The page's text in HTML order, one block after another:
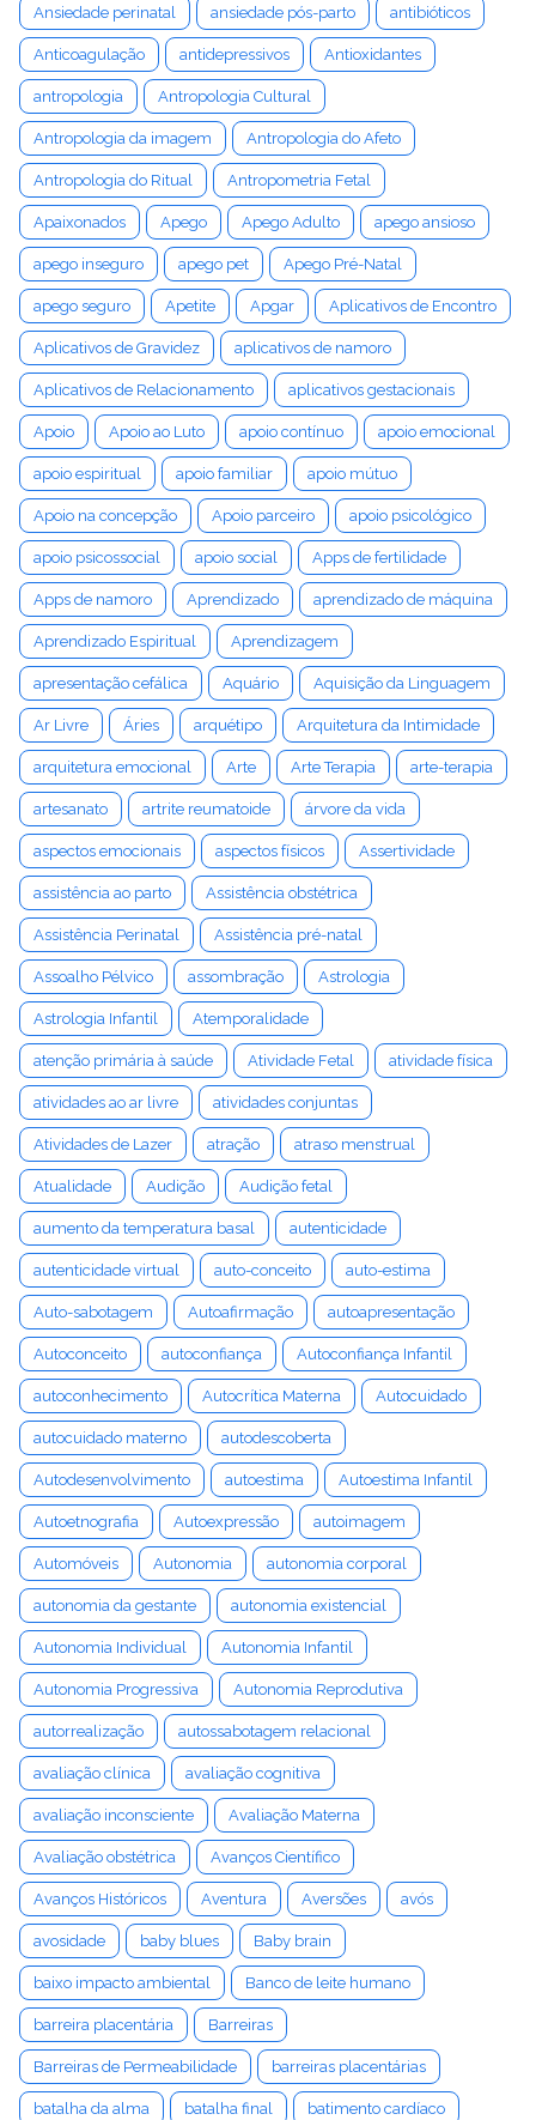
Ansiedade perinatal ansiedade pós-parto antibióticos
Anticoagulação antidepressivos Antioxidantes
antropologia Antropologia Cultural
Antropologia da imagem Antropologia do Afeto
Antropologia do Ritual Antropometria Fetal
Apaixonados Apego Apego Adulto apego ansioso
apego inseguro apego pet Apego Pré-Natal
apego seguro Apetite Apgar Aplicativos de Encontro
Aplicativos de Gravidez aplicativos de namoro
Aplicativos de Relacionamento aplicativos gestacionais
Apoio Apoio ao Luto apoio contínuo apoio emocional
apoio espiritual apoio familiar apoio mútuo
Apoio na concepção Apoio parceiro apoio psicológico
apoio psicossocial apoio social Apps de fertilidade
Apps de namoro Aprendizado aprendizado de máquina
Aprendizado Espiritual Aprendizagem
apresentação cefálica Aquário Aquisição da Linguagem
Ar Livre Áries arquétipo Arquitetura da Intimidade
arquitetura emocional Arte Arte Terapia arte-terapia
artesanato artrite reumatoide árvore da vida
aspectos emocionais aspectos físicos Assertividade
assistência ao parto Assistência obstétrica
Assistência Perinatal Assistência pré-natal
Assoalho Pélvico assombração Astrologia
Astrologia Infantil Atemporalidade
atenção primária à saúde Atividade Fetal atividade física
atividades ao ar livre atividades conjuntas
Atividades de Lazer atração atraso menstrual
Atualidade Audição Audição fetal
aumento da temperatura basal autenticidade
autenticidade virtual auto-conceito auto-estima
Auto-sabotagem Autoafirmação autoapresentação
Autoconceito autoconfiança Autoconfiança Infantil
autoconhecimento Autocrítica Materna Autocuidado
autocuidado materno autodescoberta
Autodesenvolvimento autoestima Autoestima Infantil
Autoetnografia Autoexpressão autoimagem
Automóveis Autonomia autonomia corporal
autonomia da gestante autonomia existencial
Autonomia Individual Autonomia Infantil
Autonomia Progressiva Autonomia Reprodutiva
autorrealização autossabotagem relacional
avaliação clínica avaliação cognitiva
avaliação inconsciente Avaliação Materna
Avaliação obstétrica Avanços Científico
Avanços Históricos Aventura Aversões avós
avosidade baby blues Baby brain
baixo impacto ambiental Banco de leite humano
barreira placentária Barreiras
Barreiras de Permeabilidade barreiras placentárias
batalha da alma batalha final batimento cardíaco